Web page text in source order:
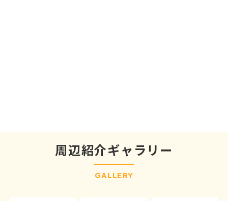
周辺紹介ギャラリー
GALLERY